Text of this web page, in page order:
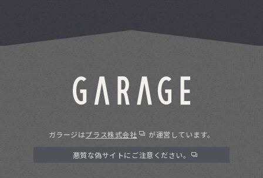
ガラージはプラス株式会社 が運営しています。
悪質な偽サイトにご注意ください。